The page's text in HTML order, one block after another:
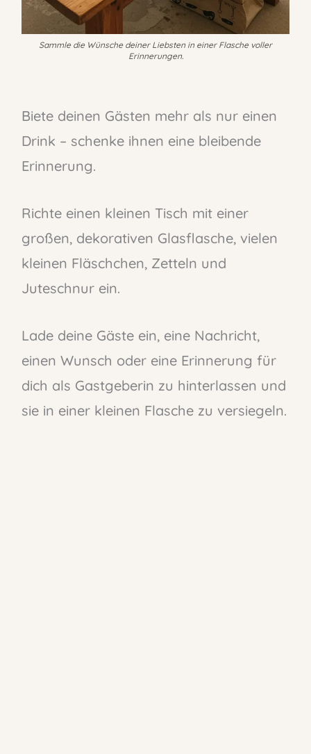
Sammle die Wünsche deiner Liebsten in einer Flasche voller
Erinnerungen.
Biete deinen Gästen mehr als nur einen
Drink – schenke ihnen eine bleibende
Erinnerung.
Richte einen kleinen Tisch mit einer
großen, dekorativen Glasflasche, vielen
kleinen Fläschchen, Zetteln und
Juteschnur ein.
Lade deine Gäste ein, eine Nachricht,
einen Wunsch oder eine Erinnerung für
dich als Gastgeberin zu hinterlassen und
sie in einer kleinen Flasche zu versiegeln.